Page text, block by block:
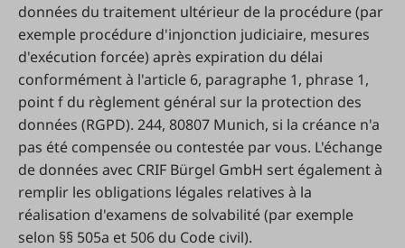
données du traitement ultérieur de la procédure (par
exemple procédure d'injonction judiciaire, mesures
d'exécution forcée) après expiration du délai
conformément à l'article 6, paragraphe 1, phrase 1,
point f du règlement général sur la protection des
données (RGPD). 244, 80807 Munich, si la créance n'a
pas été compensée ou contestée par vous. L'échange
de données avec CRIF Bürgel GmbH sert également à
remplir les obligations légales relatives à la
réalisation d'examens de solvabilité (par exemple
selon §§ 505a et 506 du Code civil).